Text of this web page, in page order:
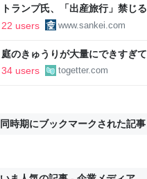
トランプ氏、「出産旅行」禁じ
の渡米を問題視
22 users www.sankei.com
庭のきゅうりが大量にできすぎ
「きゅうりレシピ」をたくさん集
34 users togetter.com
同時期にブックマークされた記事